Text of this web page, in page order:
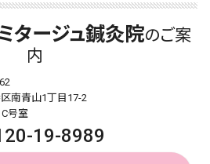
タージュ鍼灸院のご案
内
南青山1丁目17-2
C号室
19-8989